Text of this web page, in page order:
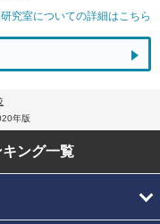
究室についての詳細はこちら
年版
キング一覧